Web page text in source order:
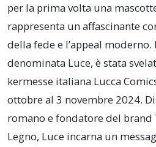
per la prima volta una
rappresenta un affascinante
della fede e l’appeal moderno.
denominata Luce, è stata
kermesse italiana Lucca
ottobre al 3 novembre 2024.
romano e fondatore del
Legno, Luce incarna un